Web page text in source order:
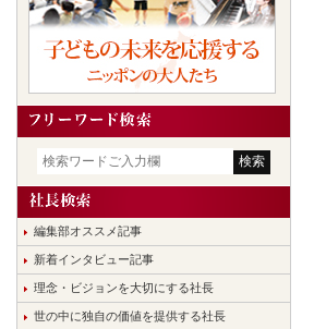
編集部オススメ記事
新着インタビュー記事
理念・ビジョンを大切にする社長
世の中に独自の価値を提供する社長